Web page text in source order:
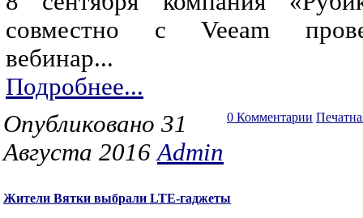
совместно с Veeam
вебинар...
Подробнее...
0 Комментарии
Опубликовано 31
Августа 2016Admin
Жители Вятки выбрали LTE-гаджеты